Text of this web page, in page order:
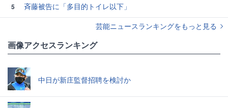
5
斉藤被告に「多目的トイレ以下」
芸能ニュースランキングをもっと見る
画像アクセスランキング
中日が新庄監督招聘を検討か